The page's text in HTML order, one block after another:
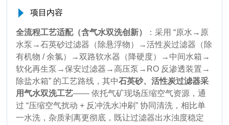
项目内容
全流程工艺适配（含气水双洗创新）
：采用 “原水→原
水泵→石英砂过滤器（除悬浮物）→活性炭过滤器（除
有机物 / 余氯）→双路软水器（降硬度）→中间水箱→
软化再生泵→保安过滤器→高压泵→RO 反渗透装置→
除盐水箱” 的工艺路线，其中石英砂、活性炭过滤器采
用气水双洗工艺—— 依托气矿现场压缩空气资源，通
过 “压缩空气扰动 + 反冲洗水冲刷” 协同清洗，相比单
一水洗，杂质剥离更彻底，既让过滤器出水浊度稳定